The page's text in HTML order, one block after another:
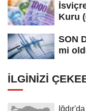
Kuru
SON
mi
İLGINIZI